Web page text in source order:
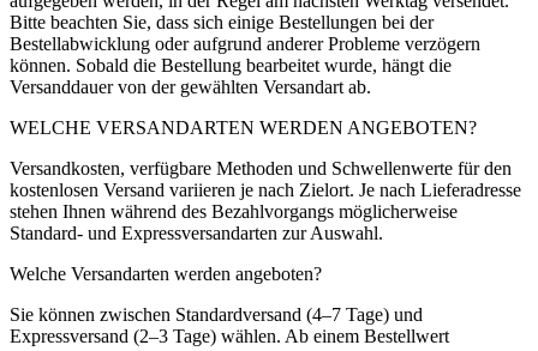
Bitte beachten Sie, dass sich einige Bestellungen bei der
Bestellabwicklung oder aufgrund anderer Probleme verzögern
können. Sobald die Bestellung bearbeitet wurde, hängt die
Versanddauer von der gewählten Versandart ab.
WELCHE VERSANDARTEN WERDEN ANGEBOTEN?
Versandkosten, verfügbare Methoden und Schwellenwerte für den
kostenlosen Versand variieren je nach Zielort. Je nach Lieferadresse
stehen Ihnen während des Bezahlvorgangs möglicherweise
Standard- und Expressversandarten zur Auswahl.
Welche Versandarten werden angeboten?
Sie können zwischen Standardversand (4–7 Tage) und
Expressversand (2–3 Tage) wählen. Ab einem Bestellwert